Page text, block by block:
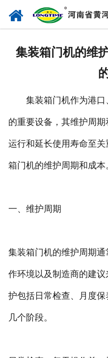
集装箱门机的维
集装箱门机作为港口
的重要设备，其维护周
运行和延长使用寿命至
箱门机的维护周期和成本
一、维护周期
集装箱门机的维护周期
作环境以及制造商的建
护包括日常检查、月度
几个阶段。